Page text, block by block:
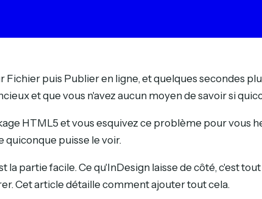
puis Publier en ligne, et quelques secondes
et que vous n'avez aucun moyen de savoir si
HTML5 et vous esquivez ce problème pour vous
quiconque puisse le voir.
partie facile. Ce qu'InDesign laisse de côté, c'est
Cet article détaille comment ajouter tout cela.